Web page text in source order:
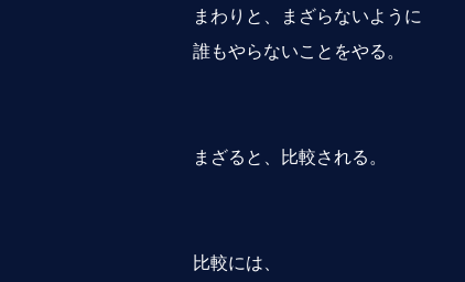
まわりと、まざらないように
誰もやらないことをやる。
まざると、比較される。
比較には、